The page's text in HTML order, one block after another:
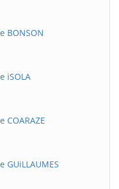
BONSON
iSOLA